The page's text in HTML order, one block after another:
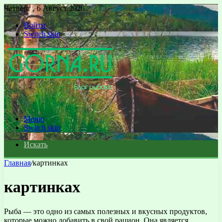
Четверг , 6 Август 2026
Войти
Switch skin
Меню
Switch skin
Искать
Главная/картинках
картинках
Рыба — это одно из самых полезных и вкусных продуктов,
которые можно добавить в свой рацион. Она является